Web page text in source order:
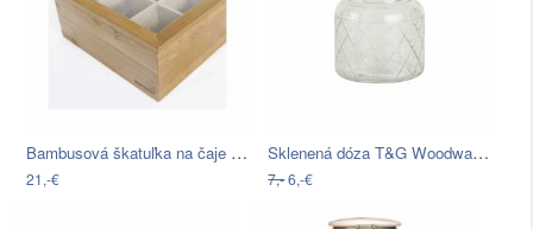
Bambusová škatuľka na čaje Bambum Misto
21,-€
Sklenená dóza T&G Woodware Lattice, 600…
7,-6,-€